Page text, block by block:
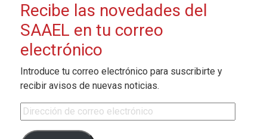
Recibe las novedades del
SAAEL en tu correo
electrónico
Introduce tu correo electrónico para suscribirte y
recibir avisos de nuevas noticias.
Dirección de correo electrónico